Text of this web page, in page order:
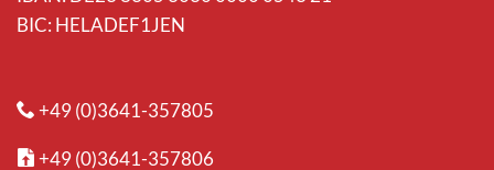
BIC: HELADEF1JEN
+49 (0)3641-357805
+49 (0)3641-357806